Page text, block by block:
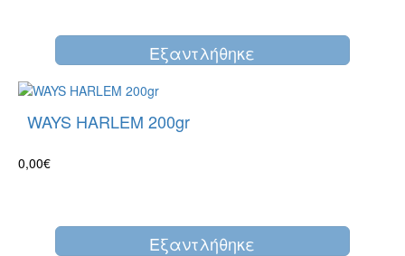
Eξαντλήθηκε
WAYS HARLEM 200gr
0,00€
Eξαντλήθηκε